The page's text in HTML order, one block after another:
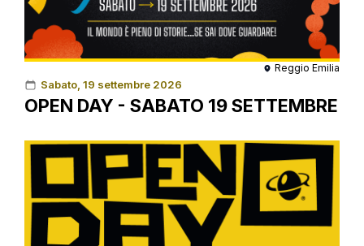
Reggio Emilia
Sabato, 19 settembre 2026
OPEN DAY - SABATO 19 SETTEMBRE